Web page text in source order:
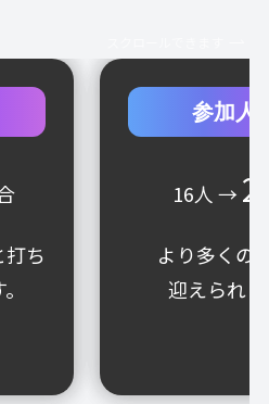
ち
参加人
16人 →
より多くの
迎えられ